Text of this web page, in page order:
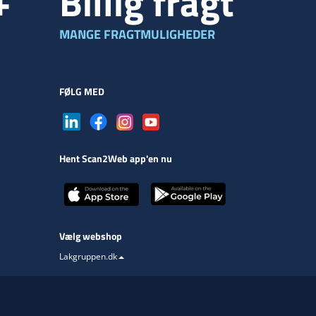
MANGE FRAGTMULIGHEDER
FØLG MED
Hent Scan2Web app'en nu
Vælg webshop
Lakgruppen.dk